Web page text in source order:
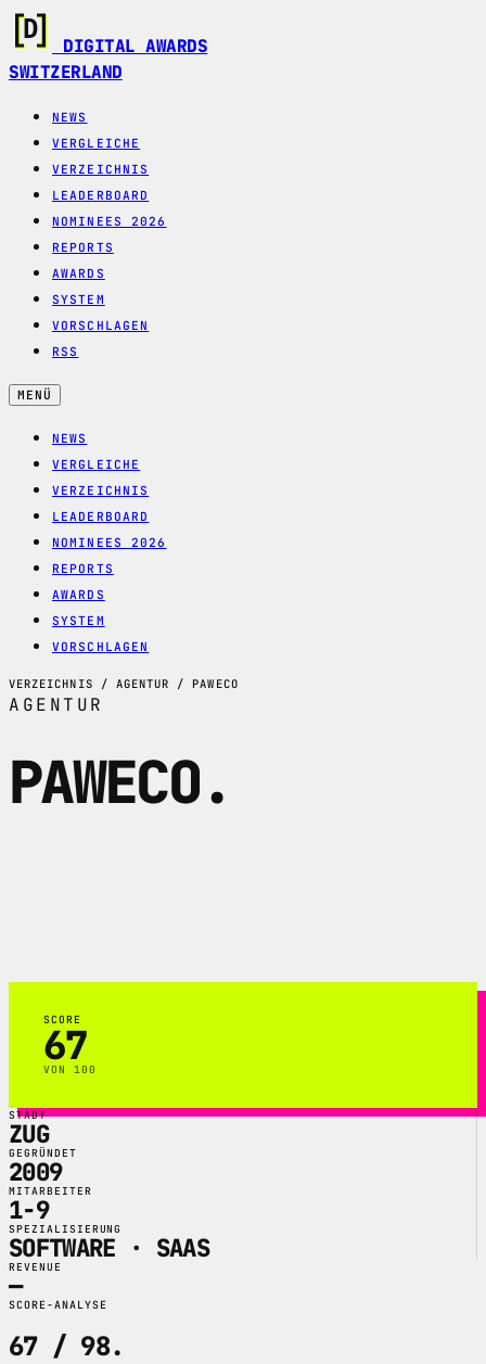
DIGITAL AWARDS
SWITZERLAND
NEWS
VERGLEICHE
VERZEICHNIS
LEADERBOARD
NOMINEES 2026
REPORTS
AWARDS
SYSTEM
VORSCHLAGEN
RSS
MENÜ
NEWS
VERGLEICHE
VERZEICHNIS
LEADERBOARD
NOMINEES 2026
REPORTS
AWARDS
SYSTEM
VORSCHLAGEN
VERZEICHNIS / AGENTUR / PAWECO
AGENTUR
PAWECO.
SCORE
67
VON 100
STADT
ZUG
GEGRÜNDET
2009
MITARBEITER
1-9
SPEZIALISIERUNG
SOFTWARE · SAAS
REVENUE
—
SCORE-ANALYSE
67 / 98.